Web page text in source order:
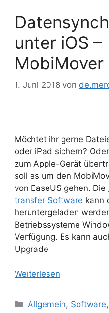
unter iOS –
MobiMover
1. Juni 2018 von
Möchtet ihr gerne
oder iPad sichern?
zum Apple-Gerät
soll es um den
von EaseUS gehen. Die
transfer Software kann
heruntergeladen
Betriebssysteme
Verfügung. Es kann
Upgrade
Weiterlesen
Kategorien
Allgemein, Software